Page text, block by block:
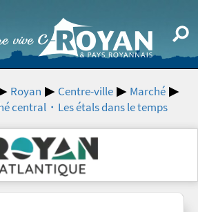
Royan Centre-ville
Marché
central・Les étals dans le temps